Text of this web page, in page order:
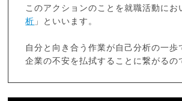
このアクションのことを就職活動にお
析 」といいます。
自分と向き合う作業が自己分析の一歩
企業の不安を払拭することに繋がるの